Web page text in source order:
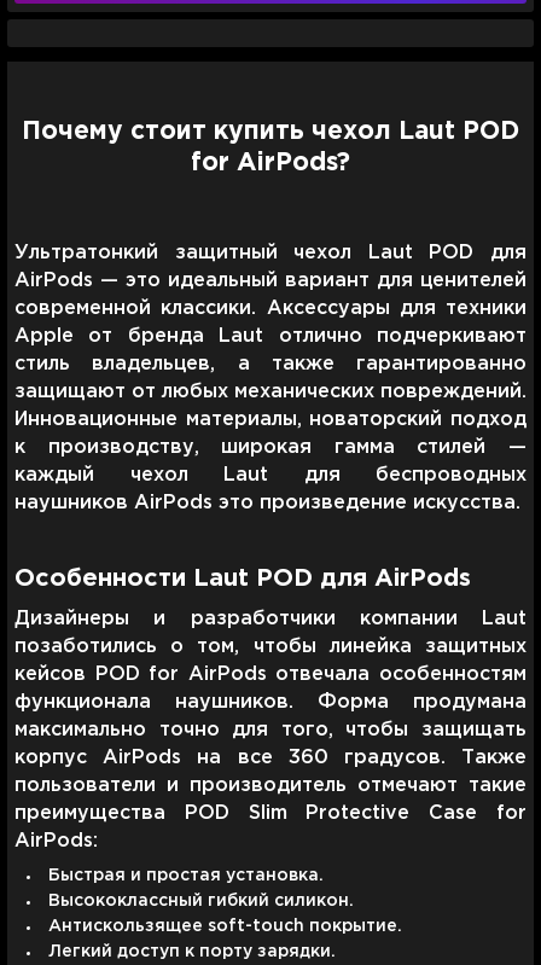
Почему стоит купить чехол Laut POD
for AirPods?
Ультратонкий защитный чехол Laut POD для
AirPods — это идеальный вариант для ценителей
современной классики. Аксессуары для техники
Apple от бренда Laut отлично подчеркивают
стиль владельцев, а также гарантированно
защищают от любых механических повреждений.
Инновационные материалы, новаторский подход
к производству, широкая гамма стилей —
каждый чехол Laut для беспроводных
наушников AirPods это произведение искусства.
Особенности Laut POD для AirPods
Дизайнеры и разработчики компании Laut
позаботились о том, чтобы линейка защитных
кейсов POD for AirPods отвечала особенностям
функционала наушников. Форма продумана
максимально точно для того, чтобы защищать
корпус AirPods на все 360 градусов. Также
пользователи и производитель отмечают такие
преимущества POD Slim Protective Case for
AirPods:
Быстрая и простая установка.
Высококлассный гибкий силикон.
Антискользящее soft-touch покрытие.
Легкий доступ к порту зарядки.